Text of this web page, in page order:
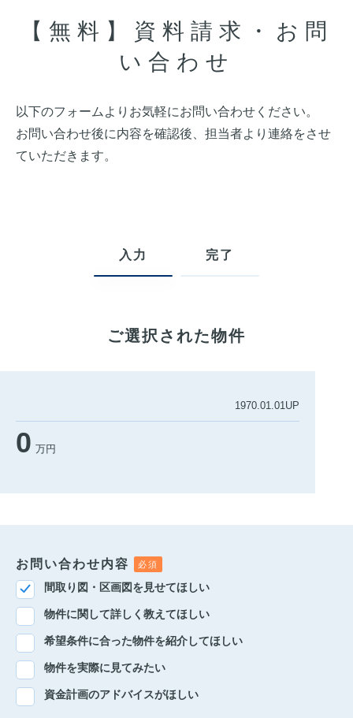
【無料】資料請求・お問
い合わせ
以下のフォームよりお気軽にお問い合わせください。
お問い合わせ後に内容を確認後、担当者より連絡をさせ
ていただきます。
入力 完了
ご選択された物件
1970.01.01UP
0 万円
お問い合わせ内容
間取り図・区画図を見せてほしい
物件に関して詳しく教えてほしい
希望条件に合った物件を紹介してほしい
物件を実際に見てみたい
資金計画のアドバイスがほしい